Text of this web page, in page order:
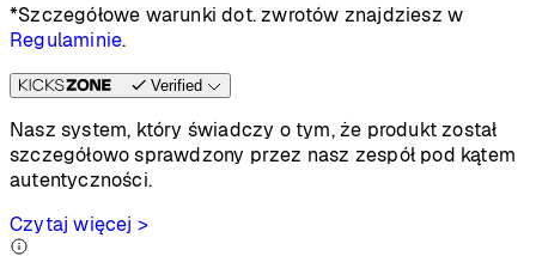
*Szczegółowe warunki dot. zwrotów znajdziesz w
Regulaminie.
Verified
Nasz system, który świadczy o tym, że produkt został
szczegółowo sprawdzony przez nasz zespół pod kątem
autentyczności.
Czytaj więcej >